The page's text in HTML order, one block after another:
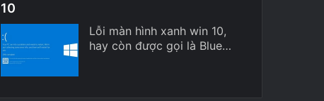
10
Lỗi màn hình xanh win 10,
hay còn được gọi là Blue…